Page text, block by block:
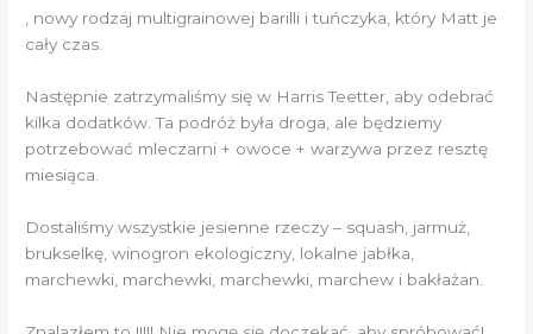
, nowy rodzaj multigrainowej barilli i tuńczyka, który Matt je
cały czas.
Następnie zatrzymaliśmy się w Harris Teetter, aby odebrać
kilka dodatków. Ta podróż była droga, ale będziemy
potrzebować mleczarni + owoce + warzywa przez resztę
miesiąca.
Dostaliśmy wszystkie jesienne rzeczy – squash, jarmuż,
brukselkę, winogron ekologiczny, lokalne jabłka,
marchewki, marchewki, marchewki, marchew i bakłażan.